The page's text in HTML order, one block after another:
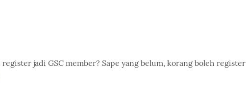
jadi GSC member? Sape yang belum, korang boleh register